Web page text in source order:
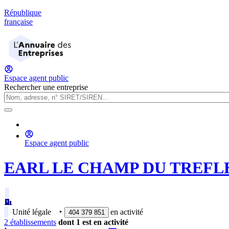
République
française
Espace agent public
Rechercher une entreprise
Espace agent public
EARL LE CHAMP DU
Unité légale ‣ 404 379 851
en activité
2 établissements dont 1 est en activité